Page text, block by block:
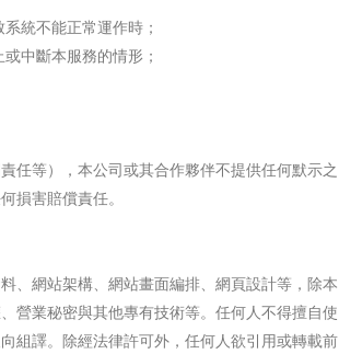
統不能正常運作時；
中斷本服務的情形；
任等），本公司或其合作夥伴不提供任何默示之
損害賠償責任。
、網站架構、網站畫面編排、網頁設計等，除本
營業秘密與其他專有技術等。任何人不得擅自使
組譯。除經法律許可外，任何人欲引用或轉載前